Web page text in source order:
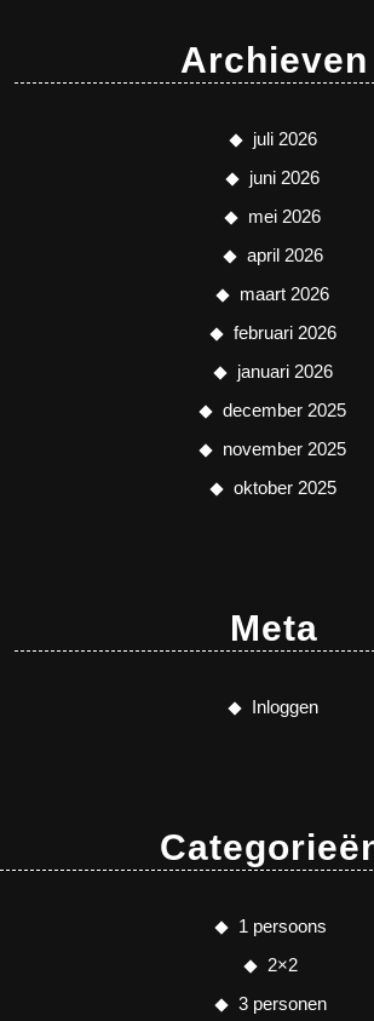
Archieven
juli 2026
juni 2026
mei 2026
april 2026
maart 2026
februari 2026
januari 2026
december 2025
november 2025
oktober 2025
Meta
Inloggen
1 persoons
2×2
3 personen